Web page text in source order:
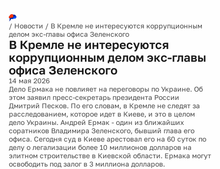
/ Новости / В Кремле не интересуются коррупционным
делом экс-главы офиса Зеленского
В Кремле не интересуются
коррупционным делом экс-главы
офиса Зеленского
14 мая 2026
Дело Ермака не повлияет на переговоры по Украине. Об
этом заявил пресс-секретарь президента России
Дмитрий Песков. По его словам, в Кремле не следят за
расследованием, которое идет в Киеве, и это в целом
дело Украины. Андрей Ермак - один из ближайших
соратников Владимира Зеленского, бывший глава его
офиса. Сегодня суд в Киеве арестовал его на 60 суток по
делу о легализации более 10 миллионов долларов на
элитном строительстве в Киевской области. Ермака могут
освободить под залог в 3 миллиона долларов.